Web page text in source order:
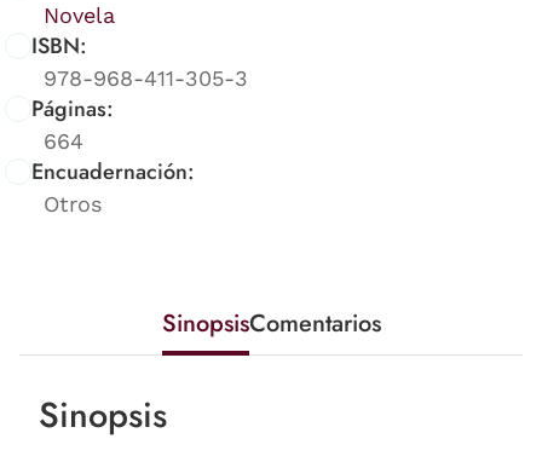
Novela
ISBN:
978-968-411-305-3
Páginas:
664
Encuadernación:
Otros
SinopsisComentarios
Sinopsis